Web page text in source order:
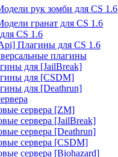
рук зомби для CS 1.6
гранат для CS 1.6
CS 1.6
Плагины для CS 1.6
плагины
для [JailBreak]
для [CSDM]
для [Deathrun]
сервера [ZM]
сервера [JailBreak]
сервера [Deathrun]
сервера [CSDM]
сервера [Biohazard]